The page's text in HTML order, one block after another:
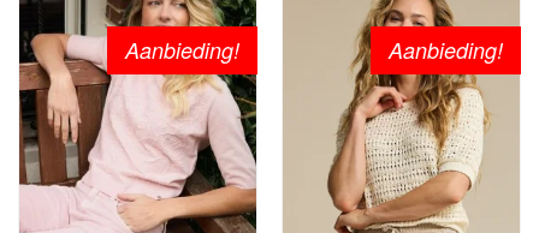
Aanbieding! Aanbieding!